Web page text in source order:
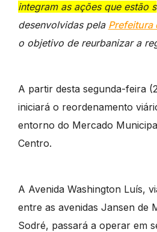
integram as ações que estão
desenvolvidas pela Prefeitura
o objetivo de reurbanizar a
A partir desta segunda-feira
iniciará o reordenamento
entorno do Mercado
Centro.
A Avenida Washington Luís,
entre as avenidas Jansen de
Sodré, passará a operar em